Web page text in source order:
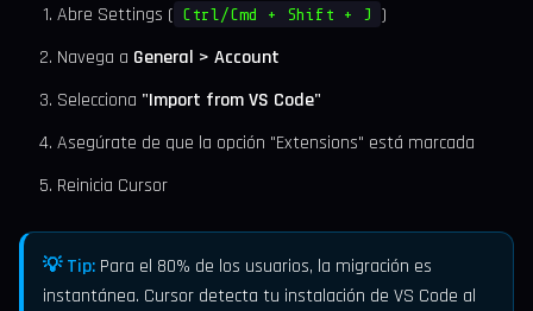
Abre Settings ( Ctrl/Cmd + Shift + J
)
Navega a General > Account
Selecciona "Import from VS Code"
Asegúrate de que la opción "Extensions" está marcada
Reinicia Cursor
💡 Tip: Para el 80% de los usuarios, la migración es
instantánea. Cursor detecta tu instalación de VS Code al